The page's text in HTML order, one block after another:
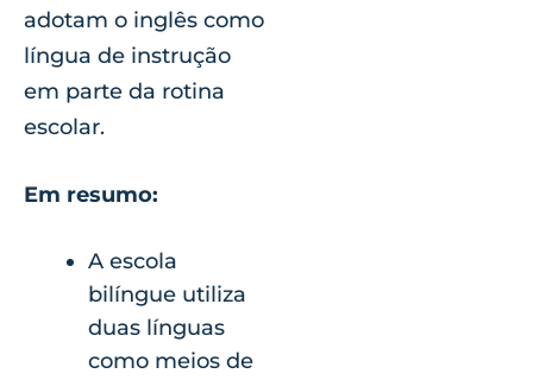
adotam o inglês como
língua de instrução
em parte da rotina
escolar.
Em resumo:
A escola
bilíngue utiliza
duas línguas
como meios de